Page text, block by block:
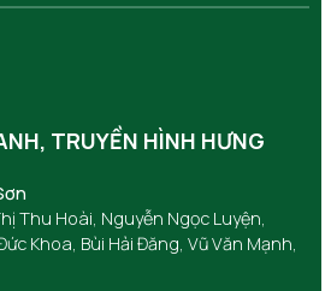
TRUYỀN HÌNH HƯNG
Thu Hoài, Nguyễn Ngọc Luyện,
Khoa, Bùi Hải Đăng, Vũ Văn Mạnh,